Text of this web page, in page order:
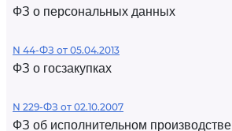
ФЗ о персональных данных
N 44-ФЗ от 05.04.2013
ФЗ о госзакупках
N 229-ФЗ от 02.10.2007
ФЗ об исполнительном производстве